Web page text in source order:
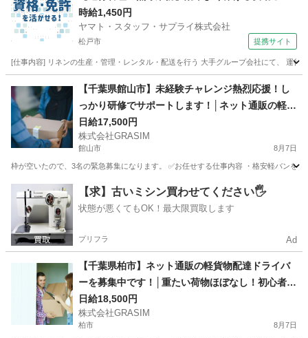
調完備で快適
時給1,450円
ヤマト・スタッフ・サプライ株式会社
松戸市 提携サイト
[仕事内容] リネンの生産・管理・レンタル・配送を行う 大手グループ会社にて、 運
ドライバー
【千葉県館山市】未経験チャレンジ熱烈応援！し
っかり研修でサポートします！│ネット通販の軽商
品配達ドライバー募集中！
日給17,500円
株式会社GRASIM
館山市 8月7日
枠が空いたので、3名の緊急募集になります。 ✅お任せする仕事内容 ・格安軽バン
千葉 館山市 ドライバー 荷物
【求】古いミシン買わせてください🖐️
状態が悪くてもOK！最大限買取します
プリフラ Ad
【千葉県柏市】ネット通販の軽貨物配達ドライバ
ーを募集中です！│重たい荷物ほぼなし！初心者ス
タートもOK！
日給18,500円
株式会社GRASIM
柏市 8月7日